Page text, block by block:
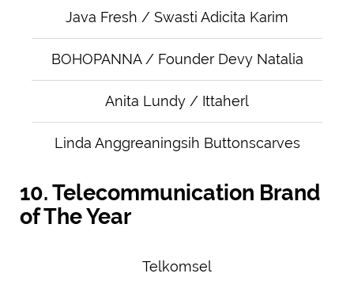
Java Fresh / Swasti Adicita Karim
BOHOPANNA / Founder Devy Natalia
Anita Lundy / Ittaherl
Linda Anggreaningsih Buttonscarves
10. Telecommunication Brand
of The Year
Telkomsel